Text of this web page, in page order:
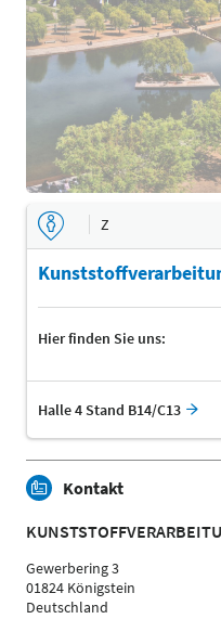
Z
Hier finden Sie uns:
Halle 4 Stand B14/C13
Kontakt
Gewerbering 3
01824 Königstein
Deutschland